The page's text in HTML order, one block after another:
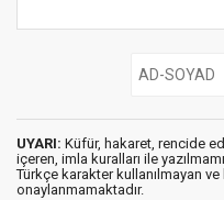
UYARI: Küfür, hakaret, rencide
içeren, imla kuralları ile
Türkçe karakter kullanılmayan
onaylanmamaktadır.